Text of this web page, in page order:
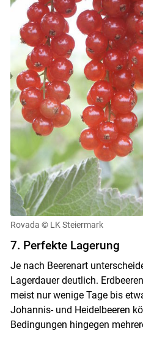
Rovada © LK Steiermark
7. Perfekte Lagerung
Je nach Beerenart
Lagerdauer deutlich.
meist nur wenige Tage bis
Johannis- und Heidelbeeren
Bedingungen hingegen